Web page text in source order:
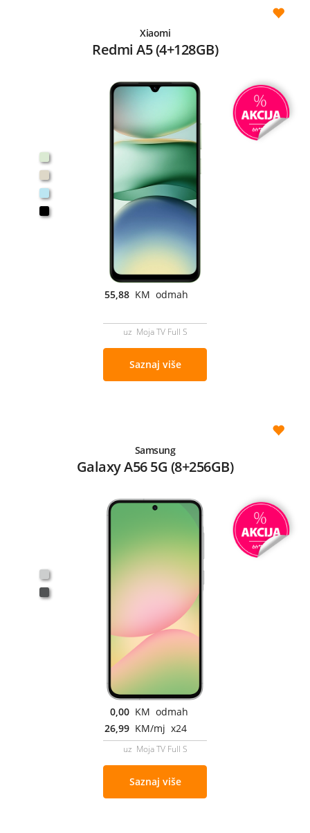
Xiaomi
Redmi A5 (4+128GB)
55,88 KM odmah
uz Moja TV Full S
Saznaj više
Samsung
Galaxy A56 5G (8+256GB)
0,00 KM odmah
26,99 KM/mj x24
uz Moja TV Full S
Saznaj više